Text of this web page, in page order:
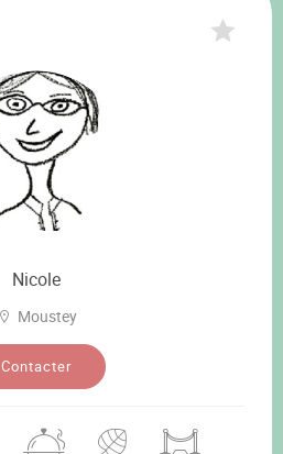
Nicole
Moustey
Contacter